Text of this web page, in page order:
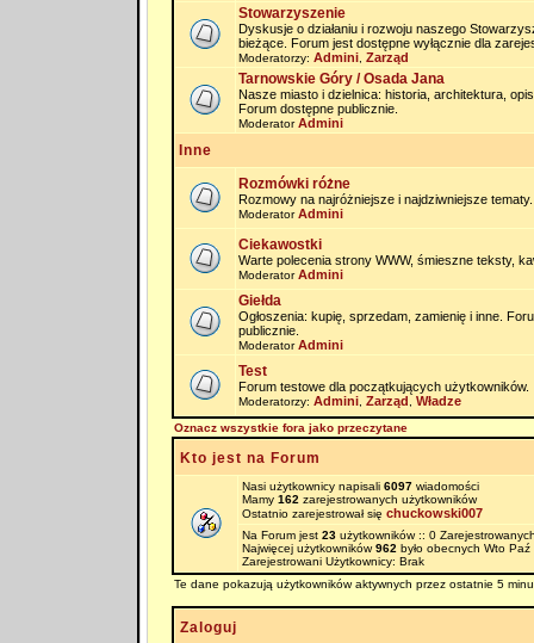
Stowarzyszenie
Dyskusje o działaniu i rozwoju naszego
bieżące. Forum jest dostępne wyłącznie dla
Moderatorzy: Admini, Zarząd
Tarnowskie Góry / Osada Jana
Nasze miasto i dzielnica: historia, architektura,
Forum dostępne publicznie.
ModeratorAdmini
Inne
Rozmówki różne
Rozmowy na najróżniejsze i najdziwniejsze tematy.
ModeratorAdmini
Ciekawostki
Warte polecenia strony WWW, śmieszne teksty,
ModeratorAdmini
Giełda
Ogłoszenia: kupię, sprzedam, zamienię i inne.
publicznie.
ModeratorAdmini
Test
Forum testowe dla początkujących użytkowników.
Moderatorzy: Admini, Zarząd Władze
Oznacz wszystkie fora jako przeczytane
Kto jest na Forum
Nasi użytkownicy napisali 6097wiadomości
Mamy 162 zarejestrowanych użytkowników
Ostatnio zarejestrował się chuckowski007
Na Forum jest 23użytkowników :: 0
Najwięcej użytkowników962 było obecnych Wto
Zarejestrowani Użytkownicy: Brak
Te dane pokazują użytkowników aktywnych przez ostatnie 5
Zaloguj